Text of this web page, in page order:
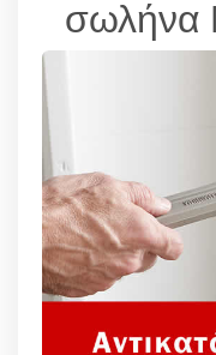
σωλήνα